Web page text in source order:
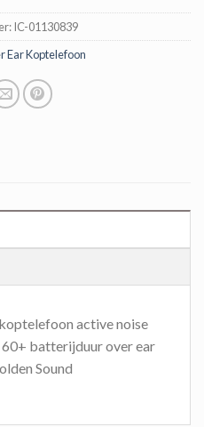
IC-01130839
Ear Koptelefoon
active noise
batterijduur over ear
Sound